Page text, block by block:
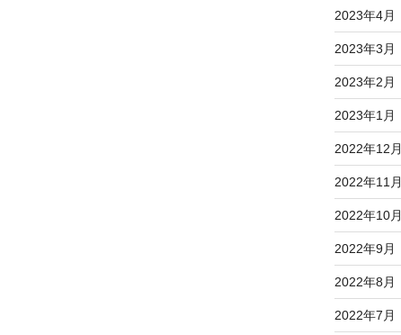
2023年4月
2023年3月
2023年2月
2023年1月
2022年12月
2022年11月
2022年10月
2022年9月
2022年8月
2022年7月